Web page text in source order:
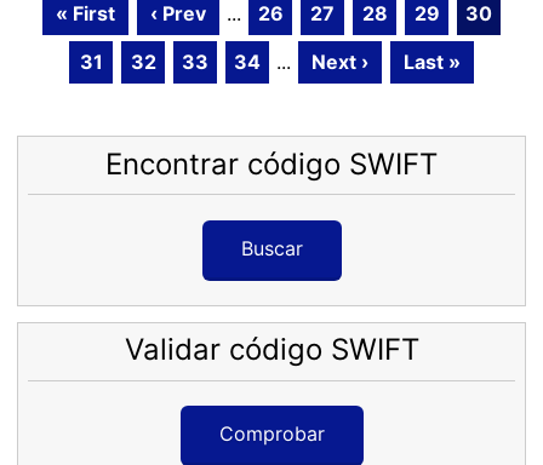
« First ‹ Prev ... 26 27 28 29
30
31
32 33 34 ... Next › Last »
Encontrar código SWIFT
Buscar
Validar código SWIFT
Comprobar